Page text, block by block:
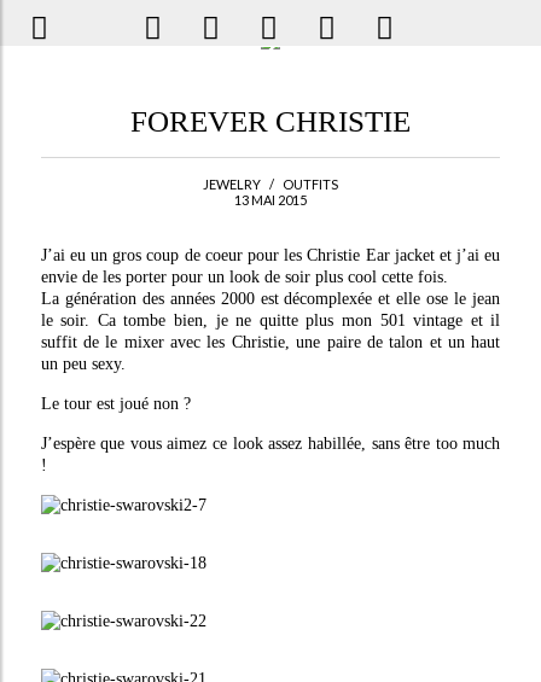
FOREVER CHRISTIE
JEWELRY /
OUTFITS
13 MAI 2015
J’ai eu un gros coup de coeur pour les Christie Ear jacket et j’ai eu
envie de les porter pour un look de soir plus cool cette fois.
La génération des années 2000 est décomplexée et elle ose le jean
le soir. Ca tombe bien, je ne quitte plus mon 501 vintage et il
suffit de le mixer avec les Christie, une paire de talon et un haut
un peu sexy.
Le tour est joué non ?
J’espère que vous aimez ce look assez habillée, sans être too much
!